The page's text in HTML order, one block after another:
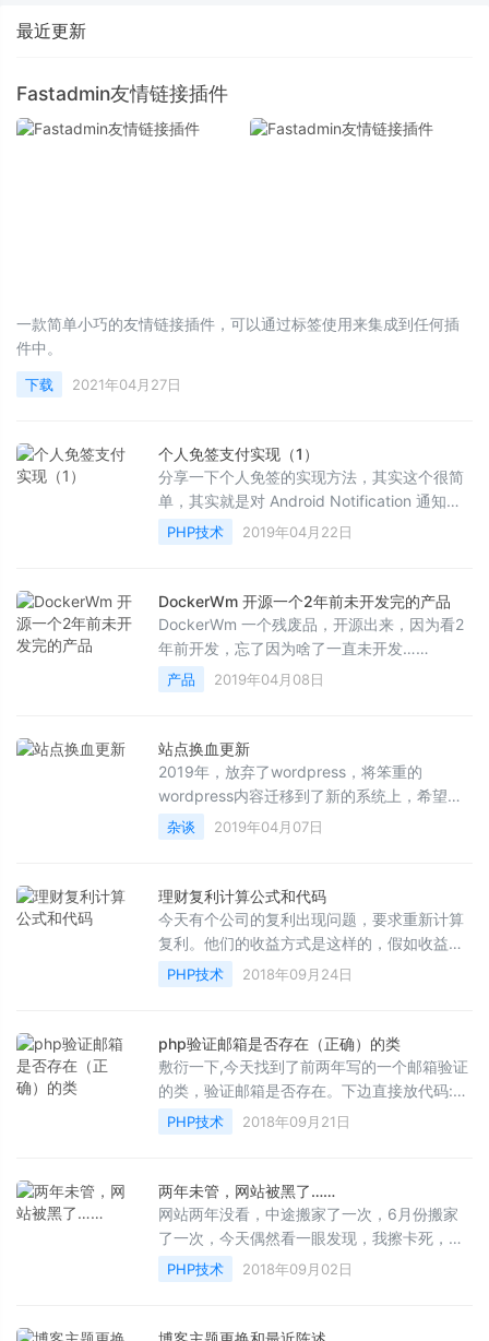
最近更新
Fastadmin友情链接插件
一款简单小巧的友情链接插件，可以通过标签使用来集成到任何插
件中。
下载 2021年04月27日
个人免签支付实现（1）
分享一下个人免签的实现方法，其实这个很简
单，其实就是对 Android Notification 通知消
息进行的监听，根据消息内容的金额来进行支
付判断
PHP技术 2019年04月22日
DockerWm 开源一个2年前未开发完的产品
DockerWm 一个残废品，开源出来，因为看2
年前开发，忘了因为啥了一直未开发……
产品 2019年04月08日
站点换血更新
2019年，放弃了wordpress，将笨重的
wordpress内容迁移到了新的系统上，希望能
给大家带来更好的体验……
杂谈 2019年04月07日
理财复利计算公式和代码
今天有个公司的复利出现问题，要求重新计算
复利。他们的收益方式是这样的，假如收益是
0.8% &nbsp; &nbsp; 1...
PHP技术 2018年09月24日
php验证邮箱是否存在（正确）的类
敷衍一下,今天找到了前两年写的一个邮箱验证
的类，验证邮箱是否存在。下边直接放代码:
PHP技术 2018年09月21日
两年未管，网站被黑了……
网站两年没看，中途搬家了一次，6月份搬家
了一次，今天偶然看一眼发现，我擦卡死，服
务器配置低也不至于这样，查看代码一看被黑
了。确实是两年来...
PHP技术 2018年09月02日